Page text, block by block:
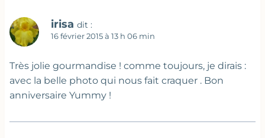
irisa dit :
16 février 2015 à 13 h 06 min
Très jolie gourmandise ! comme toujours, je dirais :
avec la belle photo qui nous fait craquer . Bon
anniversaire Yummy !